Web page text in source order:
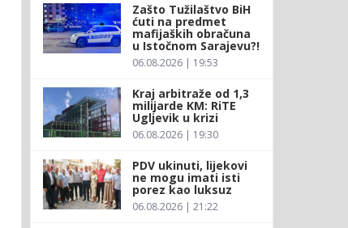
Zašto Tužilaštvo BiH
ćuti na predmet
mafijaških obračuna
u Istočnom Sarajevu?!
06.08.2026 | 19:53
Kraj arbitraže od 1,3
milijarde KM: RiTE
Ugljevik u krizi
06.08.2026 | 19:30
PDV ukinuti, lijekovi
ne mogu imati isti
porez kao luksuz
06.08.2026 | 21:22